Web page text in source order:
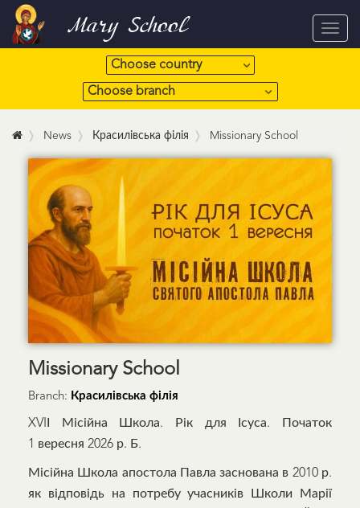
Mary School
News Красилівська філія Missionary School
Missionary School
Branch: Красилівська філія
XVIІ Місійна Школа. Рік для Ісуса. Початок
1 вересня 2026 р. Б.
Місійна Школа апостола Павла заснована в 2010 р.
як відповідь на потребу учасників Школи Марії